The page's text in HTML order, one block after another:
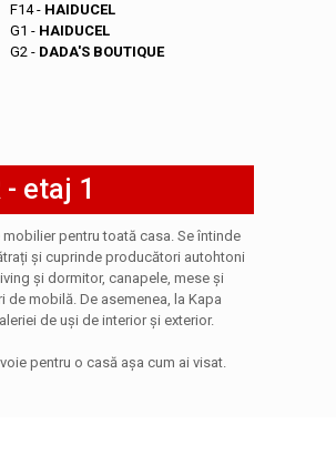
F14 - HAIDUCEL
G1 - HAIDUCEL
G2 - DADA'S BOUTIQUE
- etaj 1
pentru toată casa. Se întinde
și cuprinde producători autohtoni
și dormitor, canapele, mese și
mobilă. De asemenea, la Kapa
de uși de interior și exterior.
pentru o casă așa cum ai visat.